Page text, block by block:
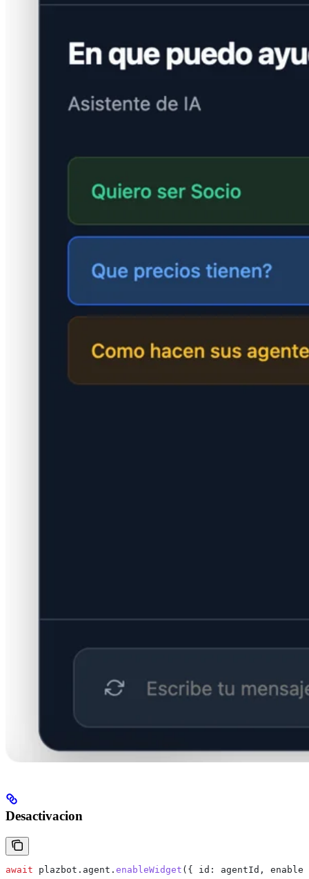
Desactivacion
await plazbot . agent . enableWidget ({ id: agentId , enable: